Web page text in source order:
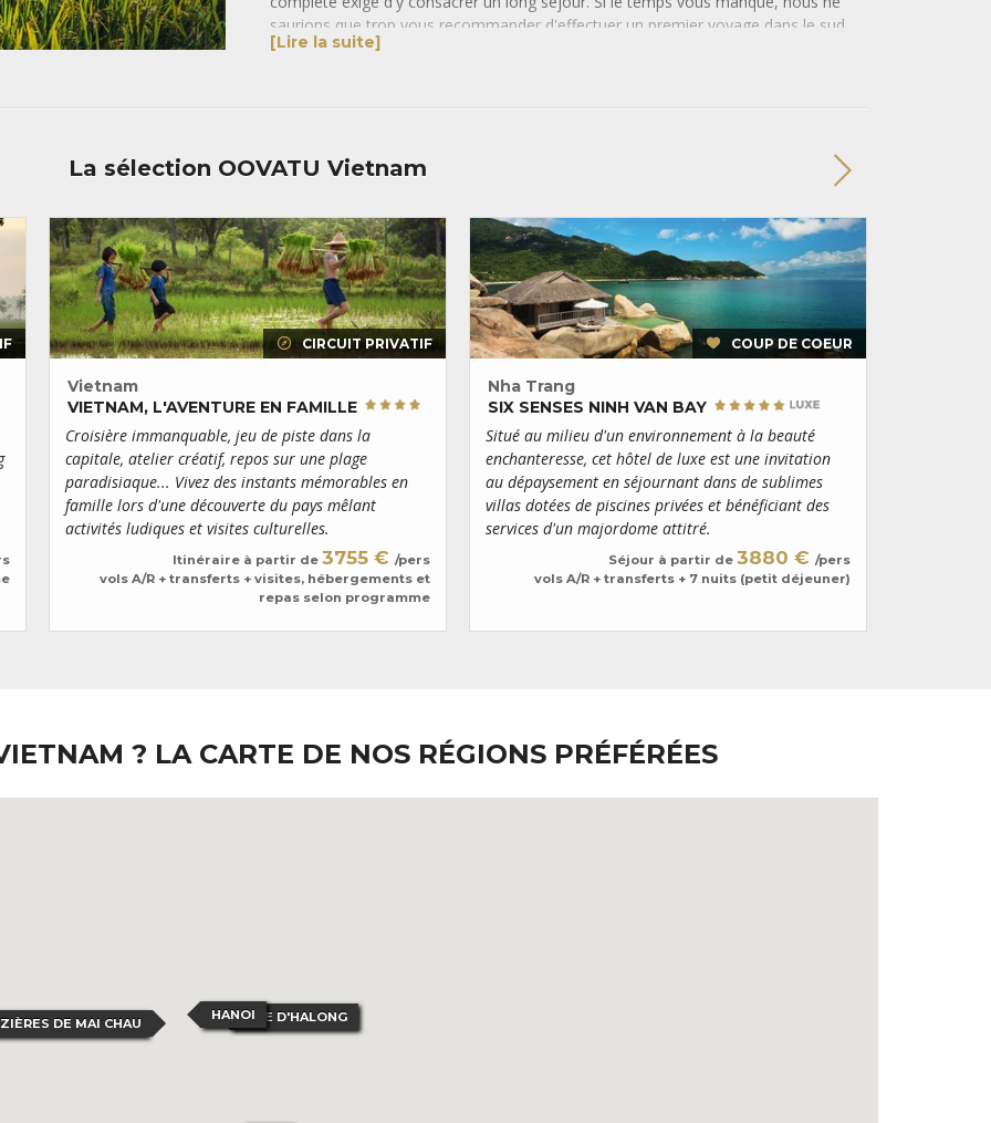
saurions que trop vous recommander d'effectuer un premier voyage dans le sud,
deSaigonau Mékong, et un second, pour découvrir les capitales culturelles, la
possible de combiner un voyage de découverte pour finir sur quelques jours de
Si vous aimez l’Asie, vous ne pourrez être que subjugué par votrevoyage au
Vietnam.
[Lire la suite]
La sélection OOVATU Vietnam
CIRCUIT PRIVATIF
Vietnam
VIETNAM, L'AVENTURE EN FAMILLE
Croisière immanquable, jeu de piste dans la
capitale, atelier créatif, repos sur une plage
paradisiaque... Vivez des instants mémorables en
famille lors d'une découverte du pays mêlant
activités ludiques et visites culturelles.
Itinéraire à partir de 3755 € /pers
vols A/R + transferts + visites, hébergements et
repas selon programme
COUP DE COEUR
Nha Trang
SIX SENSES NINH VAN BAY
Situé au milieu d'un environnement à la beauté
enchanteresse, cet hôtel de luxe est une invitation
au dépaysement en séjournant dans de sublimes
villas dotées de piscines privées et bénéficiant des
services d'un majordome attitré.
Séjour à partir de 3880 € /pers
vols A/R + transferts + 7 nuits (petit déjeuner)
? LA CARTE DE NOS RÉGIONS PRÉFÉRÉES
BAIE D'HALONG
HANOI
DE MAI CHAU